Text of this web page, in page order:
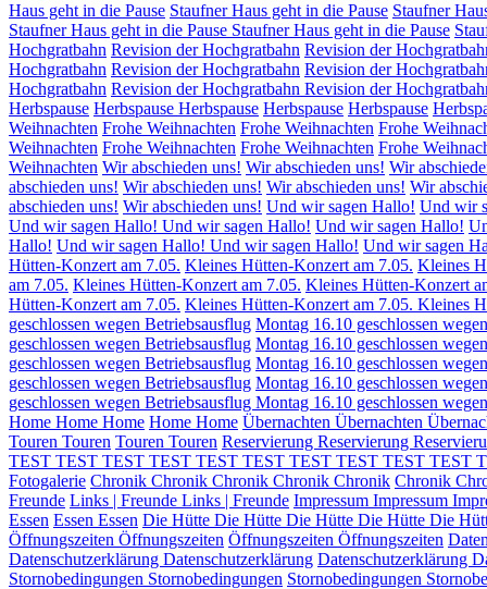
Haus geht in die Pause Staufner Haus geht in die Pause Staufner
Staufner Haus geht in die Pause Staufner Haus geht in die Pause
Hochgratbahn Revision der Hochgratbahn Revision der
Hochgratbahn Revision der Hochgratbahn Revision der
Hochgratbahn Revision der Hochgratbahn Revision der
Herbspause Herbspause Herbspause Herbspause Herbspause
Weihnachten Frohe Weihnachten Frohe Weihnachten Frohe
Weihnachten Frohe Weihnachten Frohe Weihnachten Frohe
Weihnachten Wir abschieden uns! Wir abschieden uns! Wir
abschieden uns! Wir abschieden uns! Wir abschieden uns! Wir
abschieden uns! Wir abschieden uns! Und wir sagen Hallo! Und wir
Und wir sagen Hallo! Und wir sagen Hallo! Und wir sagen Hallo!
Hallo! Und wir sagen Hallo! Und wir sagen Hallo! Und wir sagen
Hütten-Konzert am 7.05. Kleines Hütten-Konzert am 7.05. Kleines
am 7.05. Kleines Hütten-Konzert am 7.05. Kleines Hütten-Konzert
Hütten-Konzert am 7.05. Kleines Hütten-Konzert am 7.05. Kleines
geschlossen wegen Betriebsausflug Montag 16.10 geschlossen
geschlossen wegen Betriebsausflug Montag 16.10 geschlossen
geschlossen wegen Betriebsausflug Montag 16.10 geschlossen
geschlossen wegen Betriebsausflug Montag 16.10 geschlossen
geschlossen wegen Betriebsausflug Montag 16.10 geschlossen
Home Home Home Home Home Übernachten Übernachten
Touren Touren Touren Touren Reservierung Reservierung
TEST TEST TEST TEST TEST TEST TEST TEST TEST TEST
Fotogalerie Chronik Chronik Chronik Chronik Chronik Chronik
Freunde Links | Freunde Links | Freunde Impressum Impressum
Essen Essen Essen Die Hütte Die Hütte Die Hütte Die Hütte Die
Öffnungszeiten Öffnungszeiten Öffnungszeiten Öffnungszeiten
Datenschutzerklärung Datenschutzerklärung Datenschutzerklärung
Stornobedingungen Stornobedingungen Stornobedingungen